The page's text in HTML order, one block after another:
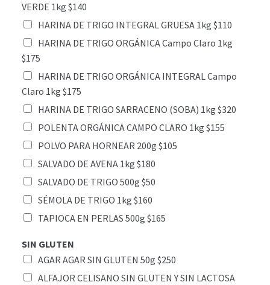
VERDE 1kg $140
HARINA DE TRIGO INTEGRAL GRUESA 1kg $110
HARINA DE TRIGO ORGÁNICA Campo Claro 1kg
$175
HARINA DE TRIGO ORGÁNICA INTEGRAL Campo
Claro 1kg $175
HARINA DE TRIGO SARRACENO (SOBA) 1kg $320
POLENTA ORGÁNICA CAMPO CLARO 1kg $155
POLVO PARA HORNEAR 200g $105
SALVADO DE AVENA 1kg $180
SALVADO DE TRIGO 500g $50
SÉMOLA DE TRIGO 1kg $160
TAPIOCA EN PERLAS 500g $165
SIN GLUTEN
AGAR AGAR SIN GLUTEN 50g $250
ALFAJOR CELISANO SIN GLUTEN Y SIN LACTOSA